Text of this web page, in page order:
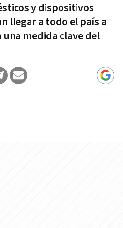
y dispositivos
llegar a todo el país a
una medida clave del